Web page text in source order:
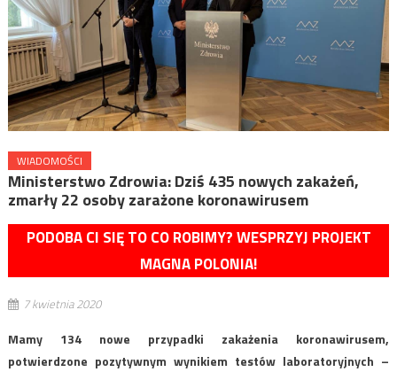
WIADOMOŚCI
Ministerstwo Zdrowia: Dziś 435 nowych zakażeń,
zmarły 22 osoby zarażone koronawirusem
PODOBA CI SIĘ TO CO ROBIMY? WESPRZYJ PROJEKT
MAGNA POLONIA!
7 kwietnia 2020
Mamy 134 nowe przypadki zakażenia koronawirusem,
potwierdzone pozytywnym wynikiem testów laboratoryjnych –